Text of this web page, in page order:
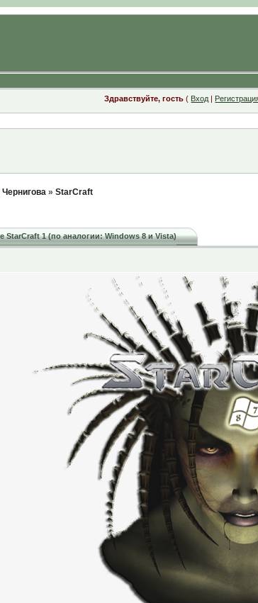
Здравствуйте, гость ( Вход |
Чернигова» StarCraft
StarCraft 1 (по аналогии: Windows 8 и Vista)